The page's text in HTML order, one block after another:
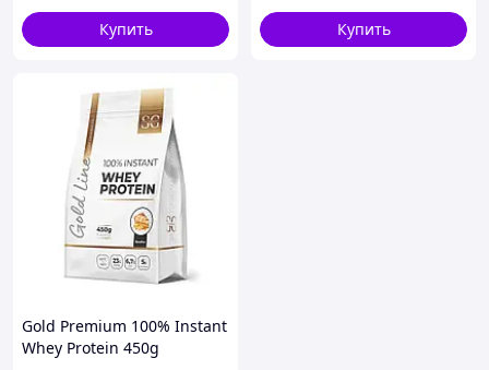
Купить
Купить
Gold Premium 100% Instant
Whey Protein 450g